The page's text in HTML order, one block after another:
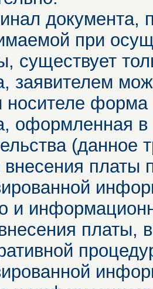
документа,
при
существует
заявителем
форма
оформленная в
(данное
внесения платы
и
платы,